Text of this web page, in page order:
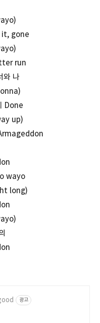
it, gone
run
와 나
Done
up)
wayo
long)
광고